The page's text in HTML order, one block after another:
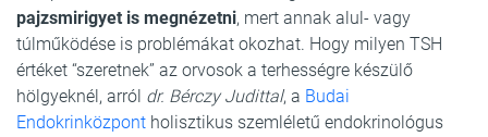
pajzsmirigyet is megnézetni, mert annak alul- vagy
túlműködése is problémákat okozhat. Hogy milyen TSH
értéket “szeretnek” az orvosok a terhességre készülő
hölgyeknél, arról dr. Bérczy Judittal, a Budai
Endokrinközpont holisztikus szemléletű endokrinológus